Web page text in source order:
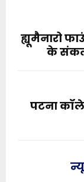
ह्यूमैनारो
के
पटना